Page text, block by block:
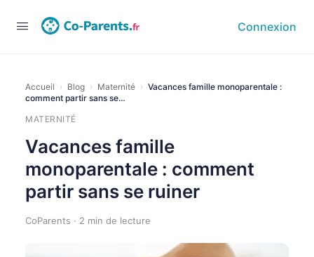
Connexion
Accueil › Blog › Maternité › Vacances famille monoparentale :
comment partir sans se…
MATERNITÉ
Vacances famille
monoparentale : comment
partir sans se ruiner
CoParents · 2 min de lecture